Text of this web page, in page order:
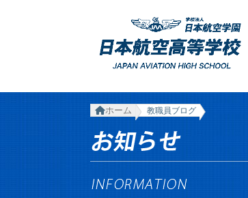
ホーム 教職員ブログ